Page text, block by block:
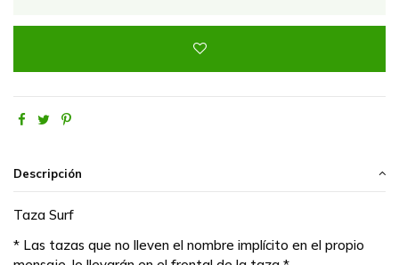
Descripción
Taza Surf
* Las tazas que no lleven el nombre implícito en el propio